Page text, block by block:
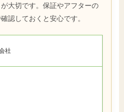
大切です。保証やアフターの
認しておくと安心です。
社